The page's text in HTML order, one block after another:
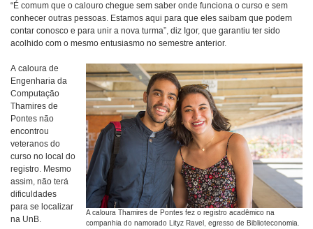
“É comum que o calouro chegue sem saber onde funciona o curso e sem
conhecer outras pessoas. Estamos aqui para que eles saibam que podem
contar conosco e para unir a nova turma”, diz Igor, que garantiu ter sido
acolhido com o mesmo entusiasmo no semestre anterior.
A caloura Thamires de Pontes fez o registro acadêmico na
companhia do namorado Lityz Ravel, egresso de Biblioteconomia.
A caloura de
Engenharia da
Computação
Thamires de
Pontes não
encontrou
veteranos do
curso no local do
registro. Mesmo
assim, não terá
dificuldades
para se localizar
na UnB.